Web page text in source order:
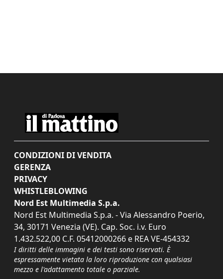
CONDIZIONI DI VENDITA
GERENZA
PRIVACY
WHISTLEBLOWING
Nord Est Multimedia S.p.a.
Nord Est Multimedia S.p.a. - Via Alessandro Poerio,
34, 30171 Venezia (VE). Cap. Soc. i.v. Euro
1.432.522,00 C.F. 05412000266 e REA VE-454332
I diritti delle immagini e dei testi sono riservati. È
espressamente vietata la loro riproduzione con qualsiasi
mezzo e l'adattamento totale o parziale.